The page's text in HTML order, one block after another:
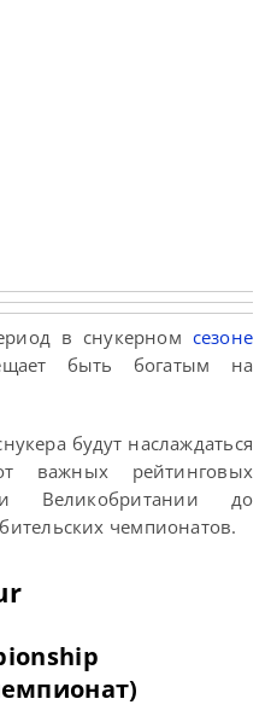
в снукерном сезоне
быть богатым на
будут наслаждаться
важных рейтинговых
до
чемпионатов.